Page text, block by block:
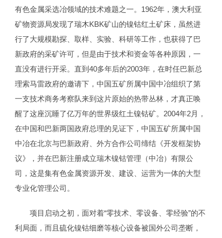
有色金属采选冶领域的技术难题之一。1962年，澳大利亚
矿物资源局发现了瑞木KBK矿山的镍钴红土矿床，虽然进
行了大规模勘探、取样、实验、科研等工作，也获得了巴
新政府的采矿许可，但是由于技术和资金等各种原因，一
直没有进行开采。直到40多年后的2003年，在时任巴新总
理索马雷政府的邀请下，中国五矿所属中国中冶组织了第
一支技术商务考察队来到这片原始的热带丛林，才真正唤
醒了这座沉睡了亿万年的世界级红土镍钴矿。2004年2月，
在中国和巴新两国政府总理的见证下，中国五矿所属中国
中冶在北京与巴新政府、外方合作公司缔结《开发框架协
议》，并在巴新注册成立瑞木镍钴管理（中冶）有限公
司，这是集有色金属资源开发、建设、运营为一体的大型
专业化管理公司。
项目启动之初，面对着“零技术、零设备、零经验”的不
利局面，而且硫化镍钴细磨等核心设备被国外公司垄断，